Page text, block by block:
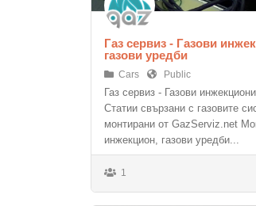
Газ сервиз - Газови
газови уредби
Cars Public
Газ сервиз - Газови
Статии свързани с газовите
монтирани от GazServiz.net
инжекцион, газови уредби...
1